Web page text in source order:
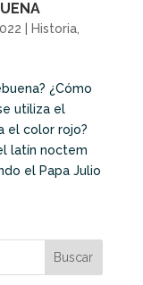
Historia,
¿Cómo
utiliza el
el color rojo?
latín noctem
el Papa Julio